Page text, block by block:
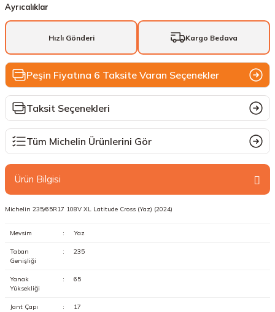
Ayrıcalıklar
Hızlı Gönderi Kargo Bedava
Peşin Fiyatına 6 Taksite Varan Seçenekler
Taksit Seçenekleri
Tüm Michelin Ürünlerini Gör
Ürün Bilgisi
Michelin 235/65R17 108V XL Latitude Cross (Yaz) (2024)
Mevsim : Yaz
Taban
Genişliği
: 235
Yanak
Yüksekliği
: 65
Jant Çapı : 17